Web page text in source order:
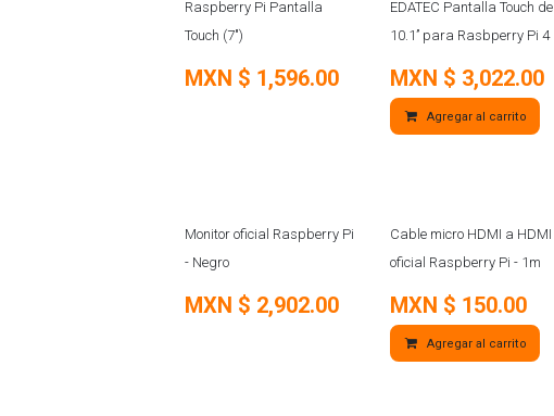
Raspberry Pi Pantalla
Touch (7")
MXN $ 1,596.00
NUEVO
EDATEC Pantalla Touch de
10.1’’ para Rasbperry Pi 4
MXN $ 3,022.00
Agregar al carrito
SOBRE PEDIDO
Monitor oficial Raspberry Pi
- Negro
MXN $ 2,902.00
Cable micro HDMI a HDMI
oficial Raspberry Pi - 1m
MXN $ 150.00
Agregar al carrito